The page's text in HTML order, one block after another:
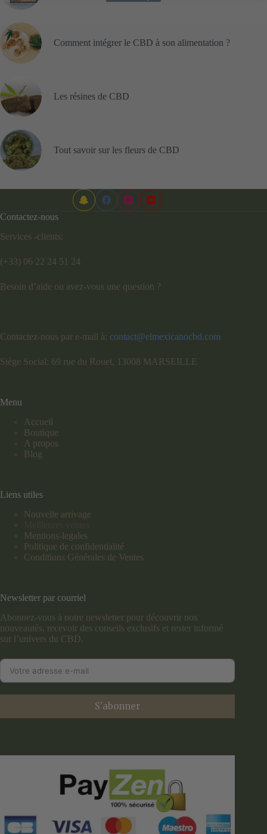
Comment intégrer le CBD à son alimentation ?
Les résines de CBD
Tout savoir sur les fleurs de CBD
Contactez-nous
Services -clients:
(+33) 06 22 24 51 24
Besoin d’aide ou avez-vous une question ?
Contactez-nous par e-mail à: contact@elmexicanocbd.com
Siège Social: 69 rue du Rouet, 13008 MARSEILLE
Menu
Accueil
Boutique
A propos
Blog
Liens utiles
Nouvelle arrivage
Mentions-legales
Politique de confidentialité
Conditions Générales de Ventes
Newsletter par courriel
Abonnez-vous à notre newsletter pour découvrir nos
nouveautés, recevoir des conseils exclusifs et rester informé
sur l’univers du CBD.
S'abonner